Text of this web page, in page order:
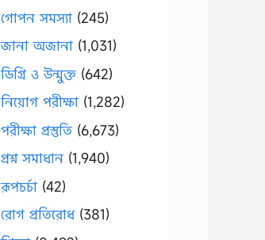
গোপন সমস্যা (245)
জানা অজানা (1,031)
ডিগ্রি ও উন্মুক্ত (642)
নিয়োগ পরীক্ষা (1,282)
পরীক্ষা প্রস্তুতি (6,673)
প্রশ্ন সমাধান (1,940)
রূপচর্চা (42)
রোগ প্রতিরোধ(381)